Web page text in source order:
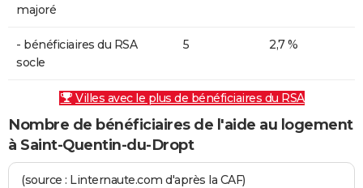
majoré
- bénéficiaires du RSA
socle
5 2,7 %
Villes avec le plus de bénéficiaires du RSA
Nombre de bénéficiaires de l'aide au logement
à Saint-Quentin-du-Dropt
(source : Linternaute.com d'après la CAF)